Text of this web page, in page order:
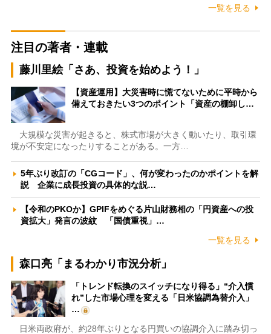
一覧を見る
注目の著者・連載
藤川里絵「さあ、投資を始めよう！」
【資産運用】大災害時に慌てないために平時から
備えておきたい3つのポイント「資産の棚卸し…
大規模な災害が起きると、株式市場が大きく動いたり、取引環
境が不安定になったりすることがある。一方…
5年ぶり改訂の「CGコード」、何が変わったのかポイントを解
説 企業に成長投資の具体的な説…
【令和のPKOか】GPIFをめぐる片山財務相の「円資産への投
資拡大」発言の波紋 「国債重視」…
一覧を見る
森口亮「まるわかり市況分析」
「トレンド転換のスイッチになり得る」“介入慣
れ”した市場心理を変える「日米協調為替介入」
…
日米両政府が、約28年ぶりとなる円買いの協調介入に踏み切っ